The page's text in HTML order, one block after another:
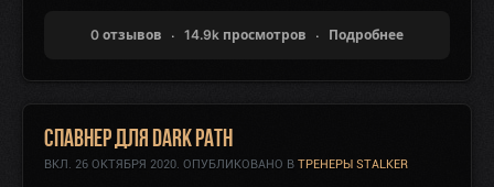
0 отзывов 14.9k просмотров Подробнее
Спавнер для Dark Path
ВКЛ. 26 ОКТЯБРЯ 2020. ОПУБЛИКОВАНО В ТРЕНЕРЫ STALKER